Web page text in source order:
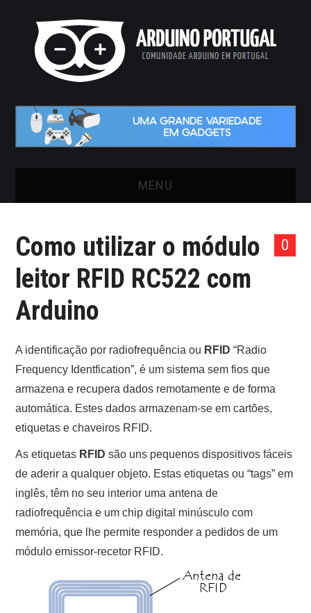
MENU
ARTIGOS
VIDEOS
ARDUINO?
ARDUINO
FORUM
CONTACTOS
0
Como utilizar o módulo
leitor RFID RC522 com
Arduino
A identificação por radiofrequência ou RFID “Radio
Frequency Identfication”, é um sistema sem fios que
armazena e recupera dados remotamente e de forma
automática. Estes dados armazenam-se em cartões,
etiquetas e chaveiros RFID.
As etiquetas RFID são uns pequenos dispositivos fáceis
de aderir a qualquer objeto. Estas etiquetas ou “tags” em
inglês, têm no seu interior uma antena de
radiofrequência e um chip digital minúsculo com
memória, que lhe permite responder a pedidos de um
módulo emissor-recetor RFID.